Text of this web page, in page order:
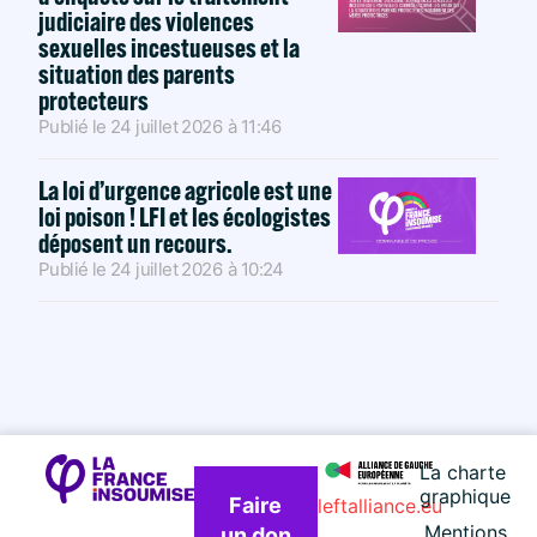
judiciaire des violences
sexuelles incestueuses et la
situation des parents
protecteurs
Publié le 24 juillet 2026 à 11:46
La loi d’urgence agricole est une
loi poison ! LFI et les écologistes
déposent un recours.
Publié le 24 juillet 2026 à 10:24
Faire
La charte
graphique
Mentions
leftalliance.eu